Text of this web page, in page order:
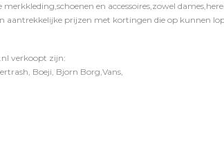
en accessoires,zowel
aantrekkelijke prijzen met kortingen die op kunnen
verkoopt zijn:
Boeji, Bjorn Borg,Vans,